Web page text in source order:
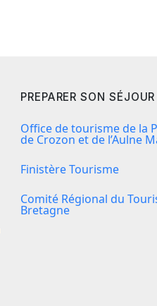
PREPARER SON SÉJOUR
Office de tourisme de la
de Crozon et de l’Aulne
Finistère Tourisme
Comité Régional du
Bretagne